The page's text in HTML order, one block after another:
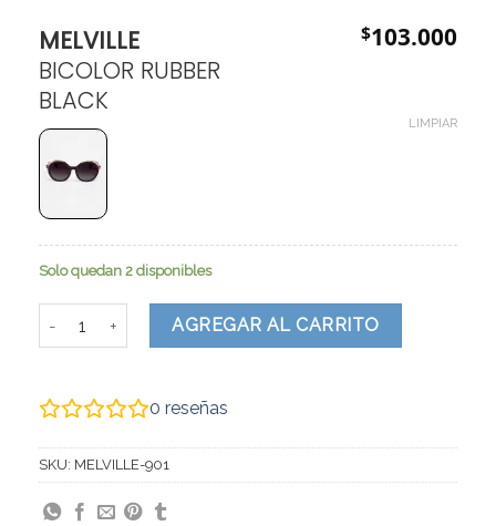
MELVILLE
BICOLOR RUBBER
BLACK
$103.000
LIMPIAR
Solo quedan 2 disponibles
AGREGAR AL CARRITO
0 reseñas
SKU: MELVILLE-901